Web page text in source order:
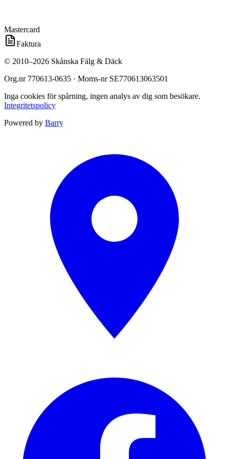
Mastercard
Faktura
© 2010–2026 Skånska Fälg & Däck
Org.nr 770613-0635 · Moms-nr SE770613063501
Inga cookies för spårning, ingen analys av dig som besökare.
Integritetspolicy
Powered by Barry